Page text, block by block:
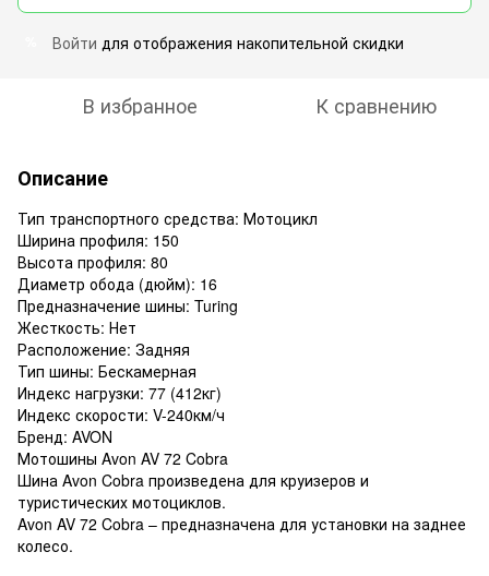
Войти для отображения накопительной скидки
В избранное К сравнению
Описание
Тип транспортного средства: Мотоцикл
Ширина профиля: 150
Высота профиля: 80
Диаметр обода (дюйм): 16
Предназначение шины: Turing
Жесткость: Нет
Расположение: Задняя
Тип шины: Бескамерная
Индекс нагрузки: 77 (412кг)
Индекс скорости: V-240км/ч
Бренд: AVON
Мотошины Avon AV 72 Cobra
Шина Avon Cobra произведена для круизеров и
туристических мотоциклов.
Avon AV 72 Cobra – предназначена для установки на заднее
колесо.